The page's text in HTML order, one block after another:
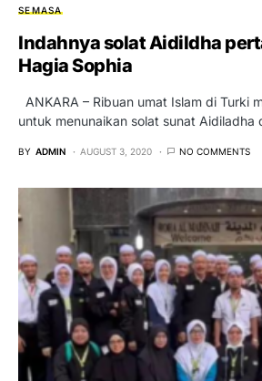
SEMASA
Indahnya solat Aidildha
Hagia Sophia
ANKARA – Ribuan umat Islam di Turki
untuk menunaikan solat sunat Aidiladha
BY ADMIN AUGUST 3, 2020 NO COMMENTS